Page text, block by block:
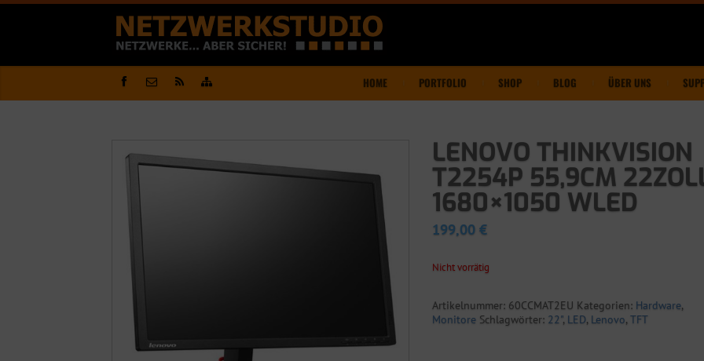
HOME PORTFOLIO SHOP BLOG ÜBER UNS
LENOVO THINKVISION
T2254P 55,9CM
1680×1050 WLED
199,00 €
Nicht vorrätig
Artikelnummer: 60CCMAT2EU Kategorien: Hardware,
Monitore Schlagwörter: 22", LED, Lenovo, TFT